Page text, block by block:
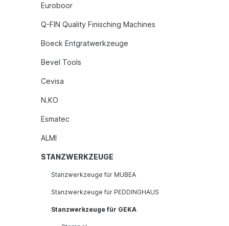
Euroboor
Q-FIN Quality Finisching Machines
Boeck Entgratwerkzeuge
Bevel Tools
Cevisa
N.KO
Esmatec
ALMI
STANZWERKZEUGE
Stanzwerkzeuge für MUBEA
Stanzwerkzeuge für PEDDINGHAUS
Stanzwerkzeuge für GEKA